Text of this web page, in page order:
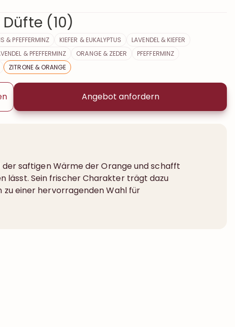
(10)
& PFEFFERMINZ KIEFER & EUKALYPTUS
LAVENDEL & KIEFER
& PFEFFERMINZ ORANGE & ZEDER
PFEFFERMINZ
ZITRONE & ORANGE
Angebot anfordern
saftigen Wärme der Orange und schafft
lässt. Sein frischer Charakter trägt dazu
zu einer hervorragenden Wahl für